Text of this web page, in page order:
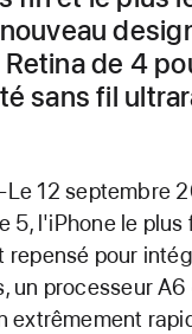
de 4
sans fil
12 septembre
5, l'iPhone le
repensé pour
un processeur
extrêmement